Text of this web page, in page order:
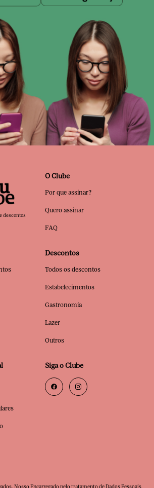
descontos
O Clube
Por que assinar?
Quero assinar
FAQ
Descontos
Todos os descontos
Estabelecimentos
Gastronomia
Lazer
Outros
Siga o Clube
Nosso Encarregado pelo tratamento de Dados Pessoais